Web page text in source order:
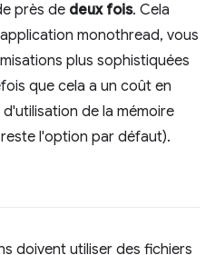
près de deux fois. Cela
monothread, vous
plus sophistiquées
que cela a un coût en
de la mémoire
reste l'option par défaut).
doivent utiliser des fichiers